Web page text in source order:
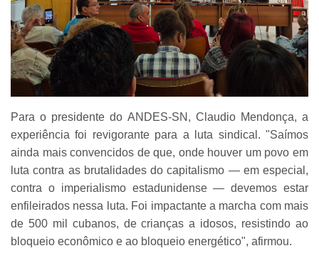
Para o presidente do ANDES-SN, Claudio Mendonça, a
experiência foi revigorante para a luta sindical. "Saímos
ainda mais convencidos de que, onde houver um povo em
luta contra as brutalidades do capitalismo — em especial,
contra o imperialismo estadunidense — devemos estar
enfileirados nessa luta. Foi impactante a marcha com mais
de 500 mil cubanos, de crianças a idosos, resistindo ao
bloqueio econômico e ao bloqueio energético", afirmou.